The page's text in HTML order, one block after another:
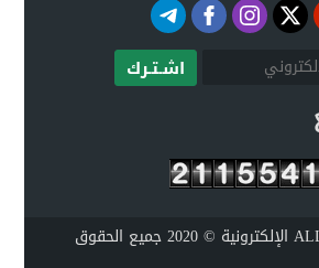
اشـتـرك
صحيفة ALLNEWS الإلكترونية © 2020 جميع الحقوق